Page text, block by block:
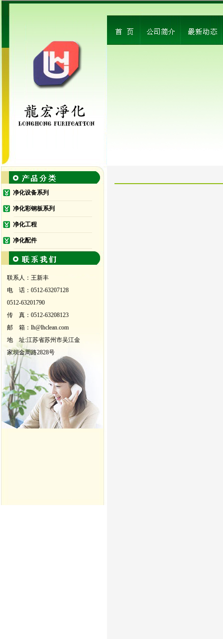
净化设备系列
净化彩钢板系列
净化工程
净化配件
联系人：王新丰
电 话：0512-63207128
0512-63201790
传 真：0512-63208123
邮 箱：lh@lhclean.com
地 址:江苏省苏州市吴江金
家坝金周路2828号